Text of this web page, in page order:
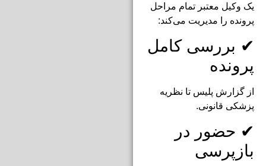
یک وکیل معتبر تمام مراحل
پرونده را مدیریت می‌کند:
✔ بررسی کامل
پرونده
از گزارش پلیس تا نظریه
پزشکی قانونی.
✔ حضور در
بازپرسی